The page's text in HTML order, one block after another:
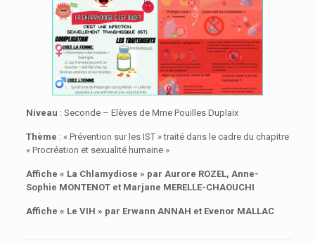
Niveau : Seconde – Elèves de Mme Pouilles Duplaix
Thème : « Prévention sur les IST » traité dans le cadre du chapitre
« Procréation et sexualité humaine »
Affiche « La Chlamydiose » par Aurore ROZEL, Anne-
Sophie MONTENOT et Marjane MERELLE-CHAOUCHI
Affiche « Le VIH » par Erwann ANNAH et Evenor MALLAC